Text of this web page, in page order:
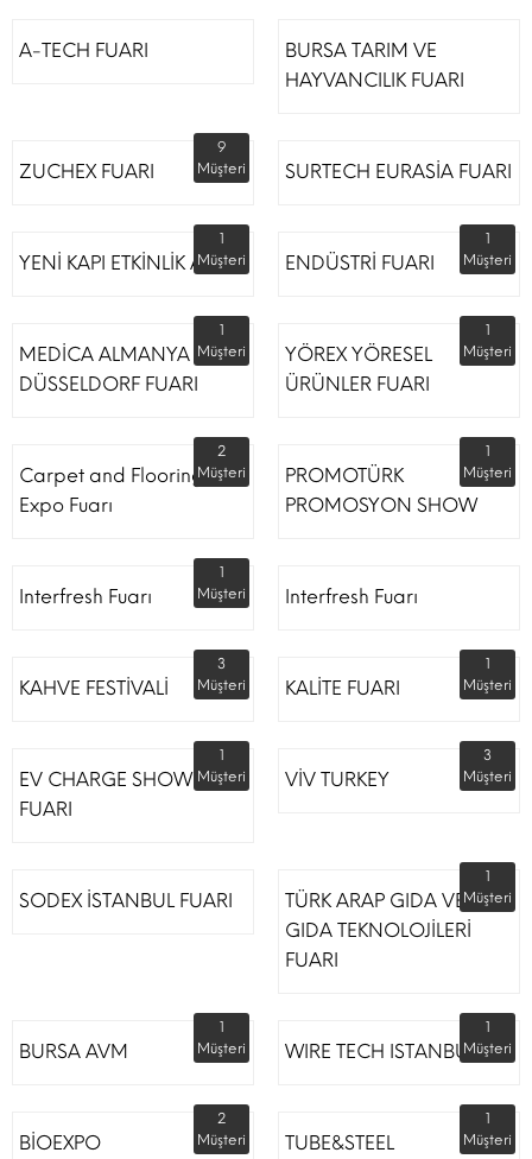
A-TECH FUARI
BURSA TARIM VE
HAYVANCILIK FUARI
ZUCHEX FUARI
9
Müşteri
SURTECH EURASİA FUARI
YENİ KAPI ETKİNLİK ALANI
1
Müşteri
ENDÜSTRİ FUARI
1
Müşteri
MEDİCA ALMANYA
DÜSSELDORF FUARI
1
Müşteri
YÖREX YÖRESEL
ÜRÜNLER FUARI
1
Müşteri
Carpet and Flooring
Expo Fuarı
2
Müşteri
PROMOTÜRK
PROMOSYON SHOW
1
Müşteri
Interfresh Fuarı
1
Müşteri
Interfresh Fuarı
KAHVE FESTİVALİ
3
Müşteri
KALİTE FUARI
1
Müşteri
EV CHARGE SHOW
FUARI
1
Müşteri
VİV TURKEY
3
Müşteri
SODEX İSTANBUL FUARI
TÜRK ARAP GIDA VE
GIDA TEKNOLOJİLERİ
FUARI
1
Müşteri
BURSA AVM
1
Müşteri
WIRE TECH ISTANBUL
1
Müşteri
BİOEXPO
2
Müşteri
TUBE&STEEL
1
Müşteri